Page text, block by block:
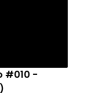
#010 -